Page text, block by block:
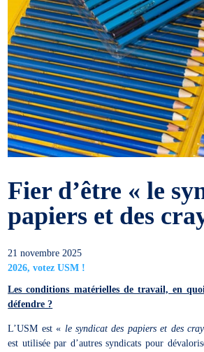
Fier d’être « le
papiers et des
21 novembre 2025
2026, votez USM !
Les conditions matérielles de travail, en
défendre ?
L’USM est « le syndicat des papiers et des
est utilisée par d’autres syndicats pour